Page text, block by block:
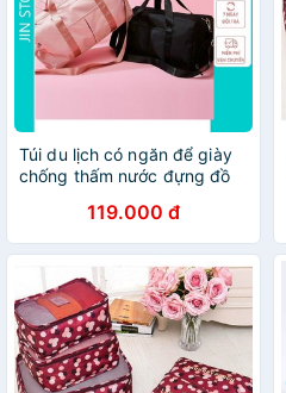
Túi du lịch có ngăn để giày
chống thấm nước đựng đồ
119.000 đ